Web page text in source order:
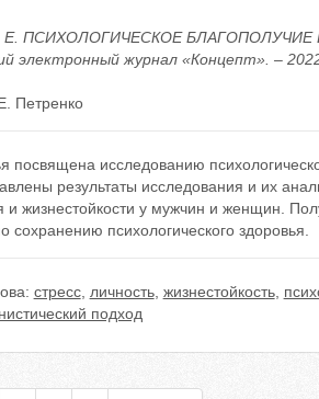
Е. ПСИХОЛОГИЧЕСКОЕ
электронный журнал «Концепт». –
Петренко
посвящена исследованию
результаты исследования и их
и жизнестойкости у мужчин и женщин.
сохранению психологического здоровья.
стресс, личность, жизнестойкость,
подход